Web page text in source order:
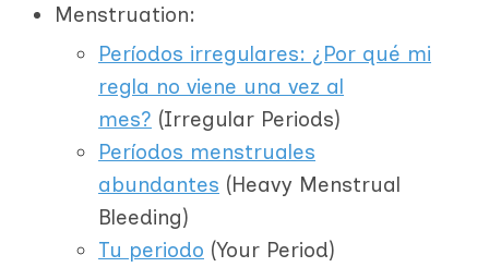
Menstruation:
Períodos irregulares: ¿Por qué mi
regla no viene una vez al
mes? (Irregular Periods)
Períodos menstruales
abundantes (Heavy Menstrual
Bleeding)
Tu periodo (Your Period)